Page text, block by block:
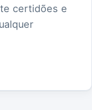
certidões e